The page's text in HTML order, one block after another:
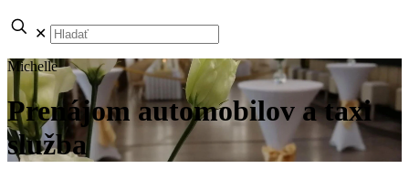
✕
Michelle
Prenájom automobilov a taxi
služba